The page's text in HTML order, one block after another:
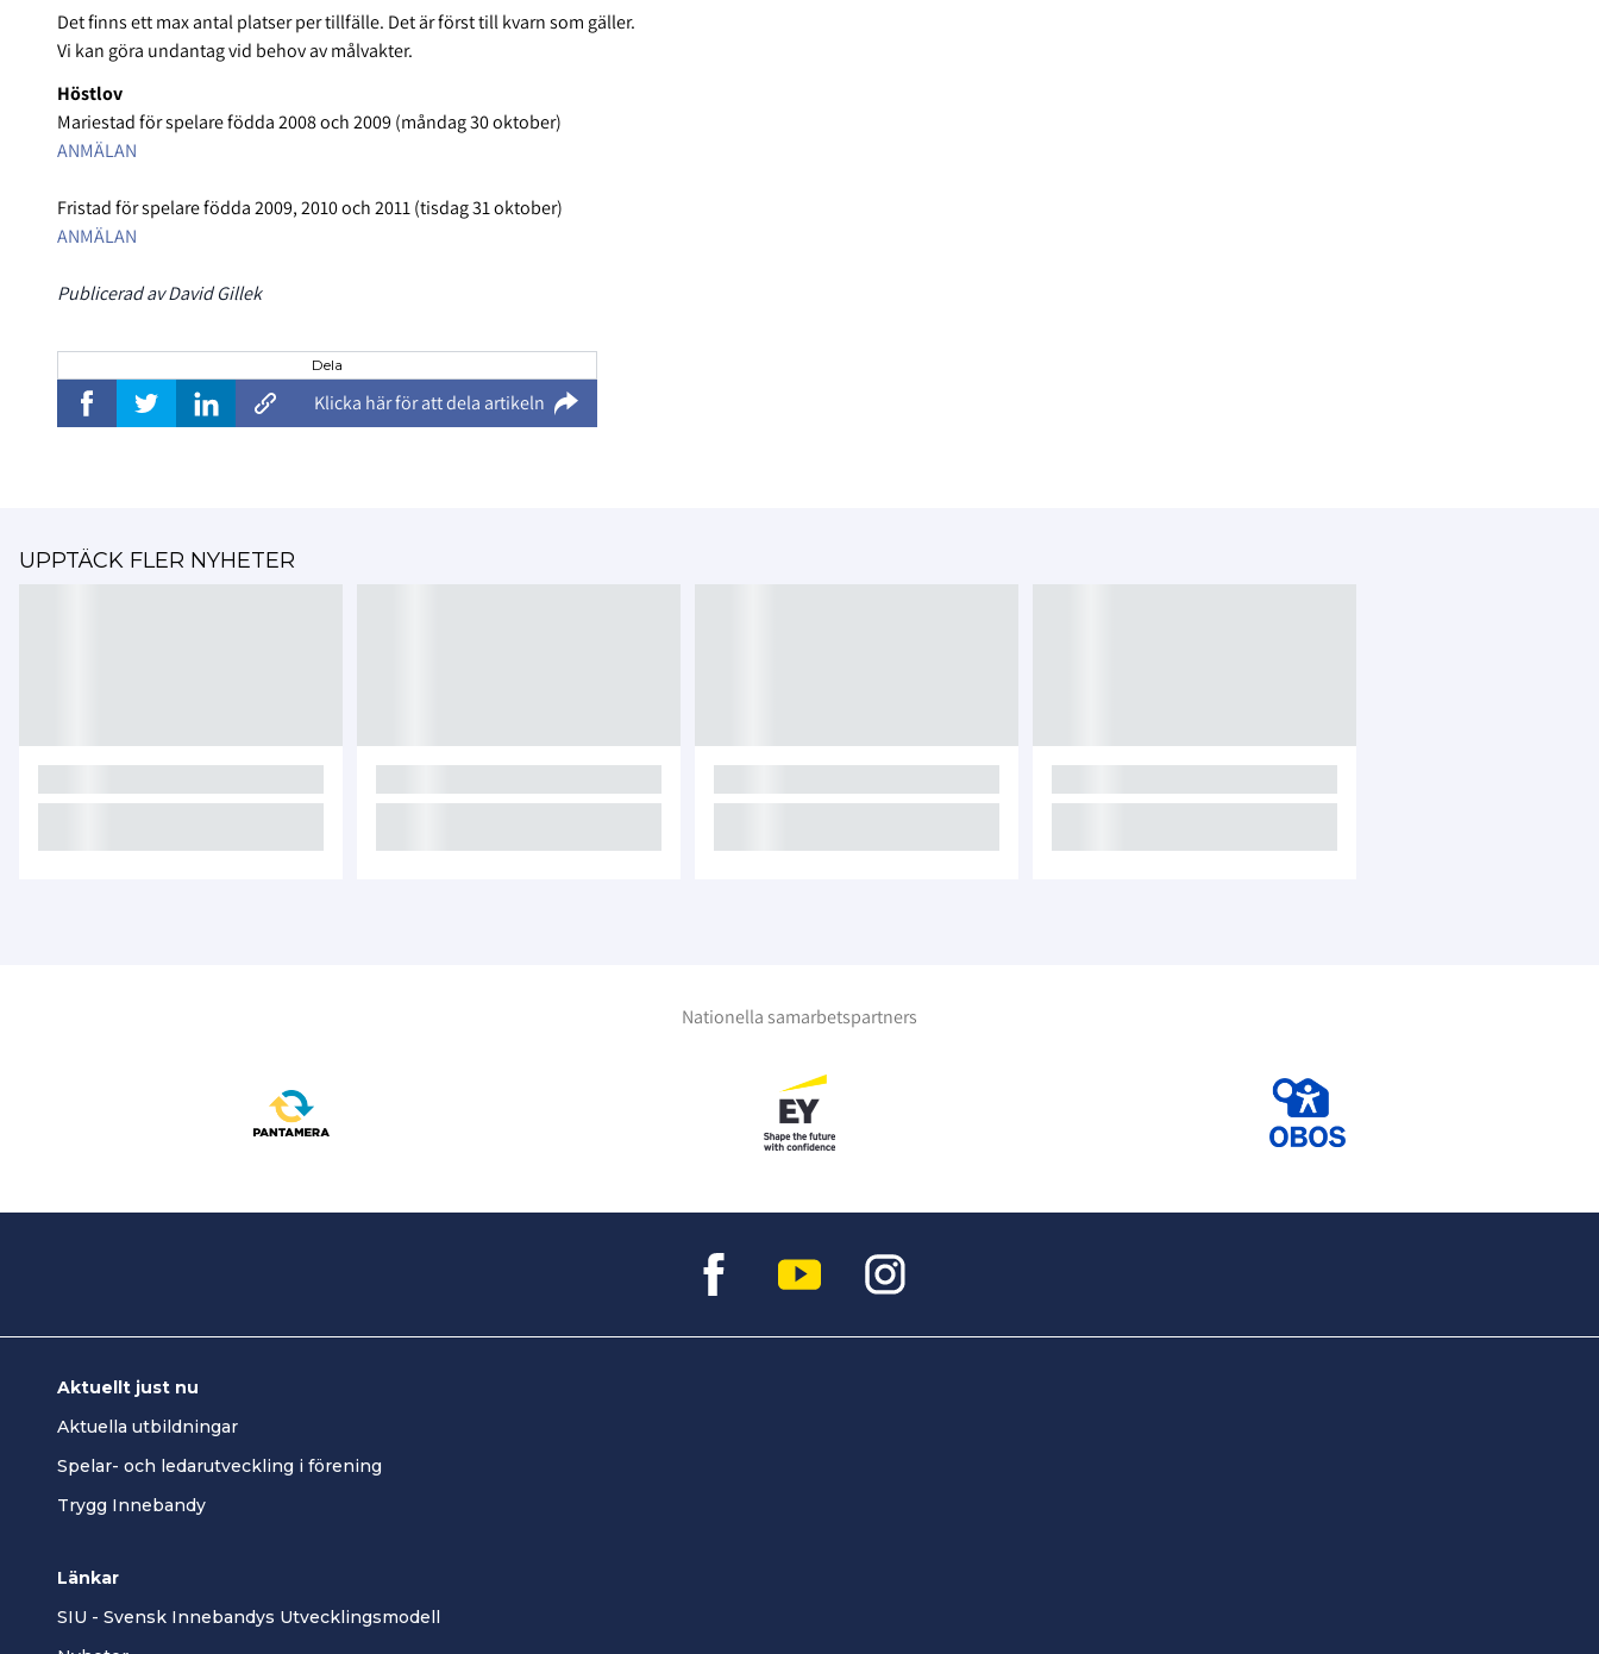
Det finns ett max antal platser per tillfälle. Det är först till kvarn som gäller.
Vi kan göra undantag vid behov av målvakter.
Höstlov
Mariestad för spelare födda 2008 och 2009 (måndag 30 oktober)
ANMÄLAN
Fristad för spelare födda 2009, 2010 och 2011 (tisdag 31 oktober)
ANMÄLAN
Publicerad av David Gillek
Dela
Klicka här för att dela artikeln
UPPTÄCK FLER NYHETER
Nationella samarbetspartners
Aktuellt just nu
Aktuella utbildningar
Spelar- och ledarutveckling i förening
Trygg Innebandy
Länkar
SIU - Svensk Innebandys Utvecklingsmodell